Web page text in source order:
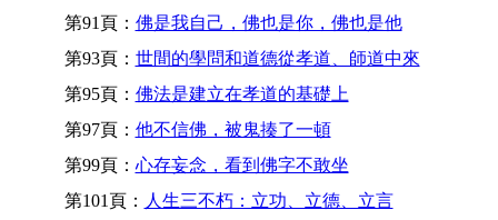
第91頁： 佛是我自己，佛也是你，佛也是他
第93頁： 世間的學問和道德從孝道、師道中來
第95頁： 佛法是建立在孝道的基礎上
第97頁： 他不信佛，被鬼揍了一頓
第99頁： 心存妄念，看到佛字不敢坐
第101頁： 人生三不朽：立功、立德、立言